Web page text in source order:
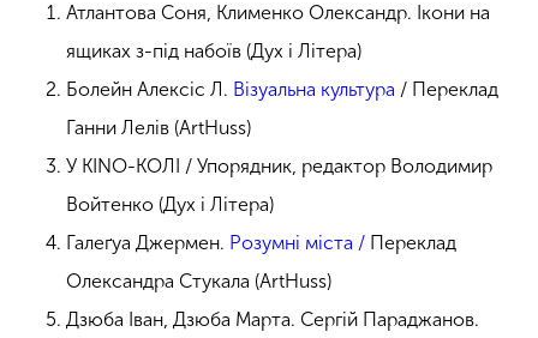
Атлантова Соня, Клименко Олександр. Ікони на
ящиках з-під набоїв (Дух і Літера)
Болейн Алексіс Л. Візуальна культура / Переклад
Ганни Лелів (ArtHuss)
У KINO-КОЛІ / Упорядник, редактор Володимир
Войтенко (Дух і Літера)
Галеґуа Джермен. Розумні міста / Переклад
Олександра Стукала (ArtHuss)
Дзюба Іван, Дзюба Марта. Сергій Параджанов.